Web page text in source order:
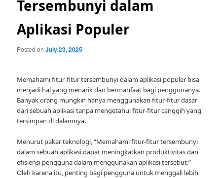
Tersembunyi dalam
Aplikasi Populer
Posted onJuly 23, 2025
Memahami fitur-fitur tersembunyi dalam aplikasi populer bisa
menjadi hal yang menarik dan bermanfaat bagi penggunanya.
Banyak orang mungkin hanya menggunakan fitur-fitur dasar
dari sebuah aplikasi tanpa mengetahui fitur-fitur canggih yang
tersimpan di dalamnya.
Menurut pakar teknologi, “Memahami fitur-fitur tersembunyi
dalam sebuah aplikasi dapat meningkatkan produktivitas dan
efisiensi pengguna dalam menggunakan aplikasi tersebut.”
Oleh karena itu, penting bagi pengguna untuk menggali lebih